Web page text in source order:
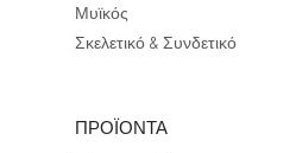
Μυϊκός
Σκελετικό & Συνδετικό
ΠΡΟΪΟΝΤΑ